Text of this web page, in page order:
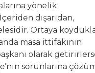
yönelik
dışarıdan,
Ortaya
masa ittifakının
olarak
sorunlarına